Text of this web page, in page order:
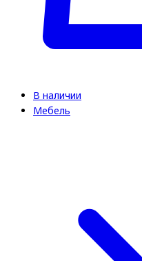
В наличии
Мебель